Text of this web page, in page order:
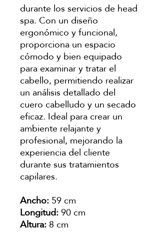
durante los servicios de head
spa. Con un diseño
ergonómico y funcional,
proporciona un espacio
cómodo y bien equipado
para examinar y tratar el
cabello, permitiendo realizar
un análisis detallado del
cuero cabelludo y un secado
eficaz. Ideal para crear un
ambiente relajante y
profesional, mejorando la
experiencia del cliente
durante sus tratamientos
capilares.
Ancho:59 cm
Longitud:90 cm
Altura:8 cm